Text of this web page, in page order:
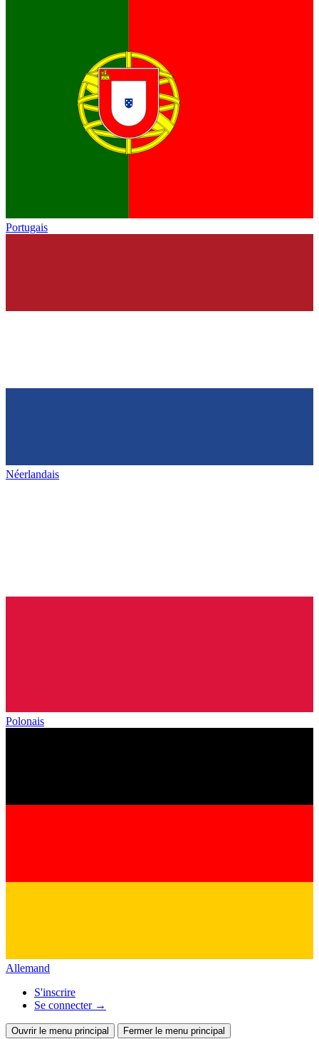
Portugais
Néerlandais
Polonais
Allemand
S'inscrire
Se connecter →
Ouvrir le menu principal Fermer le menu principal